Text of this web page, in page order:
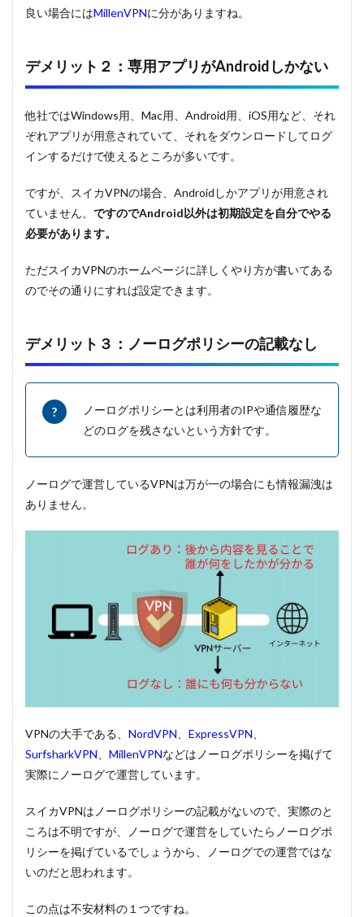
良い場合にはMillenVPNに分がありますね。
デメリット２：専用アプリがAndroidしかない
他社ではWindows用、Mac用、Android用、iOS用など、それ
ぞれアプリが用意されていて、それをダウンロードしてログ
インするだけで使えるところが多いです。
ですが、スイカVPNの場合、Androidしかアプリが用意され
ていません。 ですのでAndroid以外は初期設定を自分でやる
必要があります。
ただスイカVPNのホームページに詳しくやり方が書いてある
のでその通りにすれば設定できます。
デメリット３：ノーログポリシーの記載なし
ノーログポリシーとは利用者のIPや通信履歴な
どのログを残さないという方針です。
ノーログで運営しているVPNは万が一の場合にも情報漏洩は
ありません。
VPNの大手である、 NordVPN ExpressVPN
SurfsharkVPN
MillenVPNなどはノーログポリシーを掲げて
実際にノーログで運営しています。
スイカVPNはノーログポリシーの記載がないので、実際のと
ころは不明ですが、ノーログで運営をしていたらノーログポ
リシーを掲げているでしょうから、ノーログでの運営ではな
いのだと思われます。
この点は不安材料の１つですね。